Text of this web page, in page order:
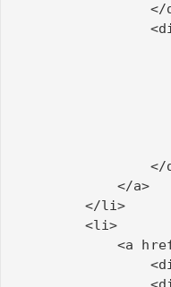
</
</
            </a>
        </li>
        <li>
<a